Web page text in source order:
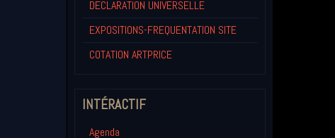
DECLARATION UNIVERSELLE
EXPOSITIONS-FREQUENTATION SITE
COTATION ARTPRICE
INTÉRACTIF
Agenda